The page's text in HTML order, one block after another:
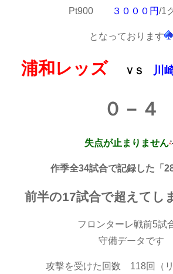
Pt900
３０００円/1
となっております
浦和レッズ ＶＳ 川
０－４
失点が止まりません
作季全34試合で記録した「
前半の17試合で超えてし
フロンターレ戦前5試
守備データです
攻撃を受けた回数 118回（リ